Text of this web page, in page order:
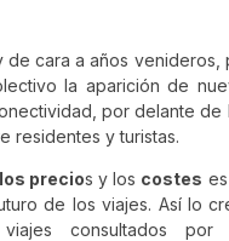
de cara a años venideros,
la aparición de
por delante de
residentes y turistas.
precios y los costes
de los viajes. Así lo
consultados por